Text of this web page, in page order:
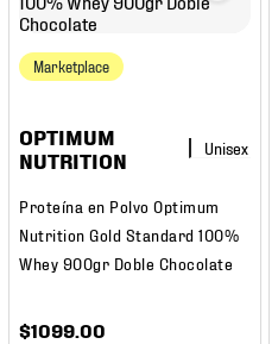
Marketplace
OPTIMUM
NUTRITION
Proteína en Polvo Optimum
Nutrition Gold Standard 100%
Whey 900gr Doble Chocolate
$1099.00
7.
mochilas
.
chivas
10. tenis nike